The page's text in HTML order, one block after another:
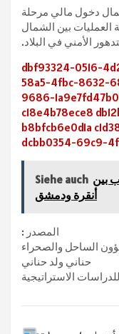
دخول مالي مرحلة
بين الشمال
الأمني في البلاد.
dbf93324-0516-
58a5-4fbc-8632-
9686-
c18e4b78ece8
b8bfcb6e0d1a
dcbb0354-69c9-
Siehe auch بين
أنقرة ودمشق
المصدر :
الساحل والصحراء
حناني ولد حناني
الاستراتيجية